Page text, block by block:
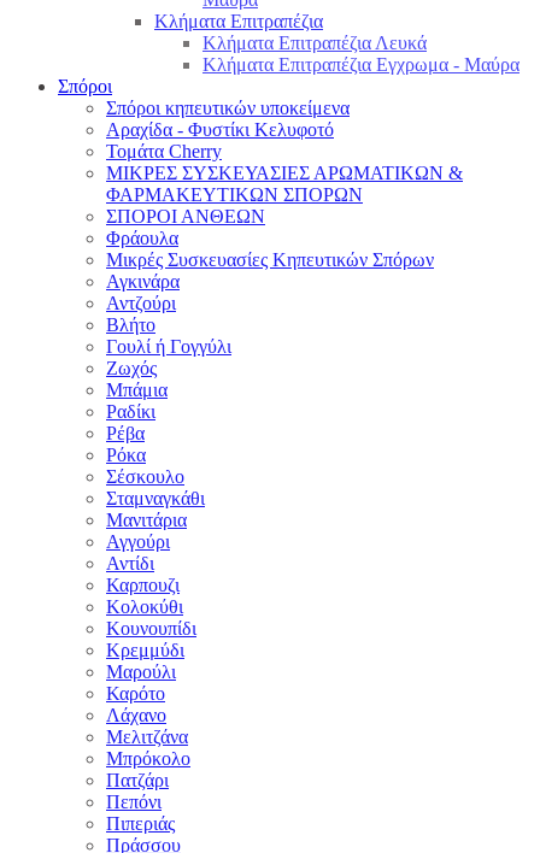
Κλήματα Επιτραπέζια
Κλήματα Επιτραπέζια Λευκά
Κλήματα Επιτραπέζια Εγχρωμα - Μαύρα
Σπόροι
Σπόροι κηπευτικών υποκείμενα
Αραχίδα - Φυστίκι Κελυφοτό
Τομάτα Cherry
ΜΙΚΡΕΣ ΣΥΣΚΕΥΑΣΙΕΣ ΑΡΩΜΑΤΙΚΩΝ &
ΦΑΡΜΑΚΕΥΤΙΚΩΝ ΣΠΟΡΩΝ
ΣΠΟΡΟΙ ΑΝΘΕΩΝ
Φράουλα
Μικρές Συσκευασίες Κηπευτικών Σπόρων
Αγκινάρα
Αντζούρι
Βλήτο
Γουλί ή Γογγύλι
Ζωχός
Μπάμια
Ραδίκι
Ρέβα
Ρόκα
Σέσκουλο
Σταμναγκάθι
Μανιτάρια
Αγγούρι
Αντίδι
Καρπουζι
Κολοκύθι
Κουνουπίδι
Κρεμμύδι
Μαρούλι
Καρότο
Λάχανο
Μελιτζάνα
Μπρόκολο
Πατζάρι
Πεπόνι
Πιπεριάς
Πράσσου